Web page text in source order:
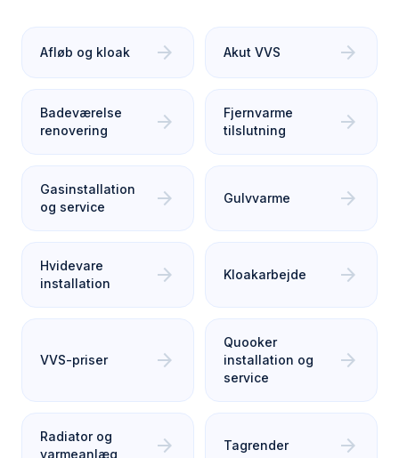
Afløb og kloak arrow_forward Akut VVS arrow_forward
Badeværelse
renovering
arrow_forward
Fjernvarme
tilslutning
arrow_forward
Gasinstallation
og service
arrow_forward Gulvvarme arrow_forward
Hvidevare
installation
arrow_forward Kloakarbejde arrow_forward
VVS-priser arrow_forward
Quooker
installation og
service
arrow_forward
Radiator og
varmeanlæg
arrow_forward Tagrender arrow_forward